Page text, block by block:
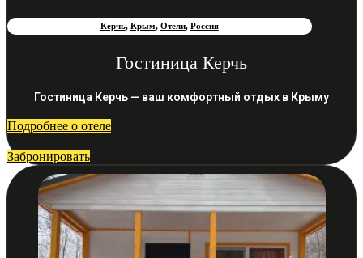
Керчь, Крым, Отели, Россия
Гостиница Керчь
Гостиница Керчь — ваш комфортный отдых в Крыму
Подробнее о отеле
Забронировать